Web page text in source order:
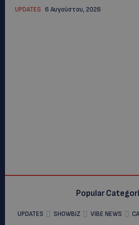
UPDATES 6 Αυγούστου, 2026
Popular
UPDATES SHOWBIZ VIBE NEWS